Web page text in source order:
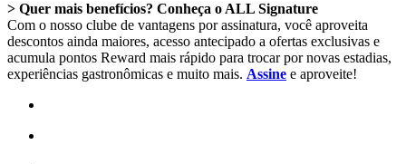
> Quer mais benefícios? Conheça o ALL Signature
Com o nosso clube de vantagens por assinatura, você aproveita
descontos ainda maiores, acesso antecipado a ofertas exclusivas e
acumula pontos Reward mais rápido para trocar por novas estadias,
experiências gastronômicas e muito mais. Assine e aproveite!